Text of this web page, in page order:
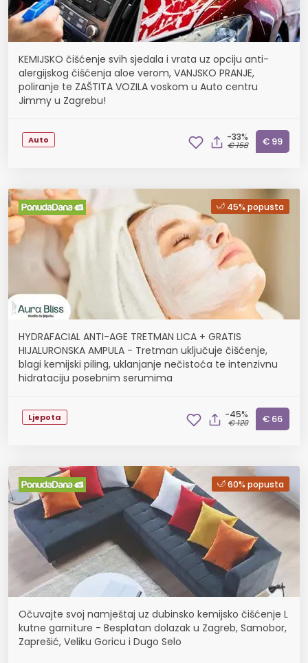
KEMIJSKO čišćenje svih sjedala i vrata uz opciju anti-
alergijskog čišćenja aloe verom, VANJSKO PRANJE,
poliranje te ZAŠTITA VOZILA voskom u Auto centru
Jimmy u Zagrebu!
Auto -33%
€ 158 € 99
45% popusta
HYDRAFACIAL ANTI-AGE TRETMAN LICA + GRATIS
HIJALURONSKA AMPULA - Tretman uključuje čišćenje,
blagi kemijski piling, uklanjanje nečistoća te intenzivnu
hidrataciju posebnim serumima
Ljepota -45%
€ 120 € 66
60% popusta
Očuvajte svoj namještaj uz dubinsko kemijsko čišćenje L
kutne garniture - Besplatan dolazak u Zagreb, Samobor,
Zaprešić, Veliku Goricu i Dugo Selo